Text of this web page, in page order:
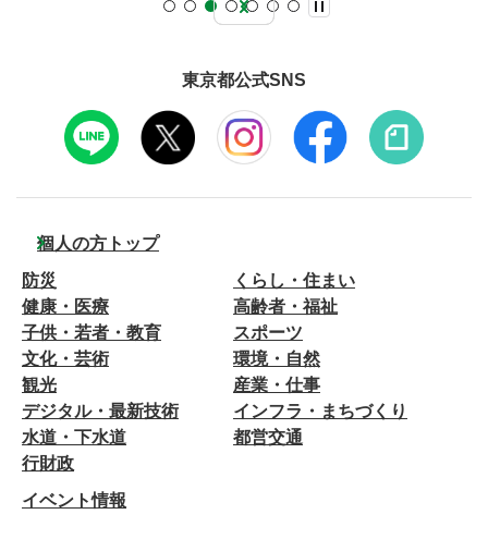
東京都公式SNS
個人の方トップ
防災
くらし・住まい
健康・医療
高齢者・福祉
子供・若者・教育
スポーツ
文化・芸術
環境・自然
観光
産業・仕事
デジタル・最新技術
インフラ・まちづくり
水道・下水道
都営交通
行財政
イベント情報